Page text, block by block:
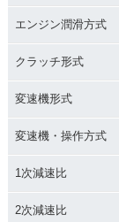
エンジン潤滑方式
クラッチ形式
変速機形式
変速機・操作方式
1次減速比
2次減速比